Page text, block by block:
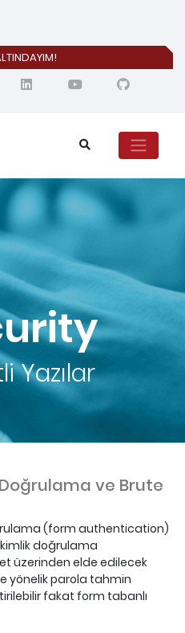
Yazılar
ve Brute
(form authentication)
doğrulama
üzerinden elde edilecek
yönelik parola tahmin
fakat form tabanlı